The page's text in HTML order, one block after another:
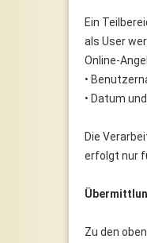
Ein
als User
Online-
•
• Datum
Die
erfolgt nur
Zu den